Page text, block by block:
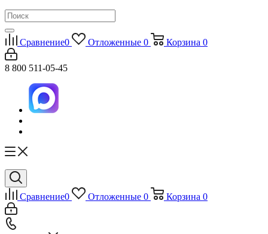
Сравнение0 Отложенные 0 Корзина 0
8 800 511-05-45
Сравнение0 Отложенные 0 Корзина 0